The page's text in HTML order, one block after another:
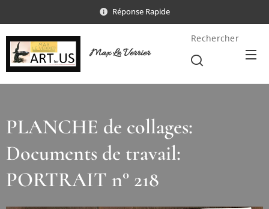
Réponse Rapide
Max Le Verrier
Rechercher
PLANCHE de collages:
Documents de travail:
PORTRAIT n° 218